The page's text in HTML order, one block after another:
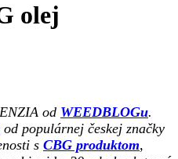
olej
od WEEDBLOGu.
od populárnej českej značky
s CBG produktom,